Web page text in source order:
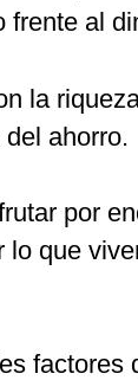
frente al
la
ahorro.
por
que
factores